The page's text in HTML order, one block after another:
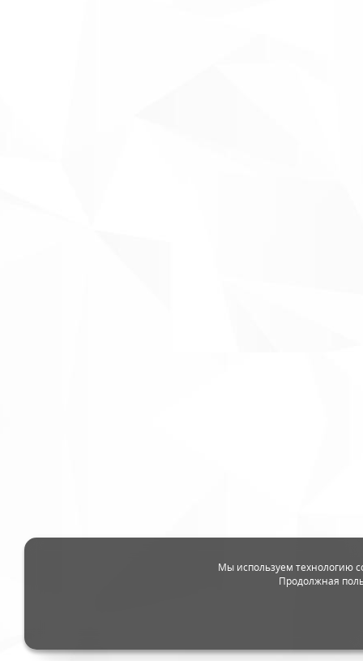
Мы используем технологию
Продолжная